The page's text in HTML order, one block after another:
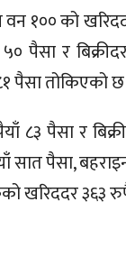
१०० को
पैसा र
पैसा तोकिएको छ
पैसा र
सात पैसा,
खरिददर ३६३